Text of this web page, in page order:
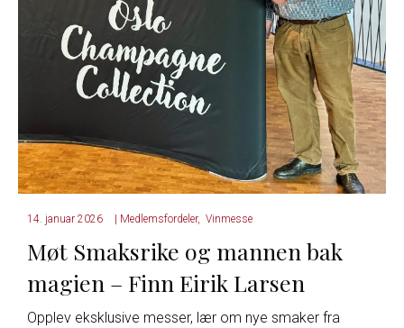
14. januar 2026 Medlemsfordeler, Vinmesse
Møt Smaksrike og mannen bak
magien – Finn Eirik Larsen
Opplev eksklusive messer, lær om nye smaker fra